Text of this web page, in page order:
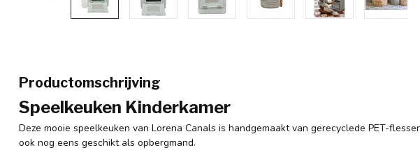
Productomschrijving
Speelkeuken Kinderkamer
Deze mooie speelkeuken van Lorena Canals is handgemaakt van gerecyclede PET-
ook nog eens geschikt als opbergmand.